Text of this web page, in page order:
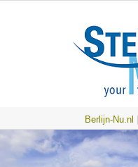
Berlijn-Nu.nl